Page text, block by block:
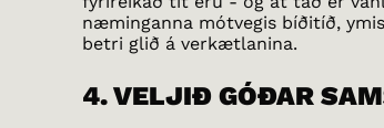
næminganna mótvegis bíðitíð,
betri glið á verkætlanina.
4. VELJIÐ GÓÐAR